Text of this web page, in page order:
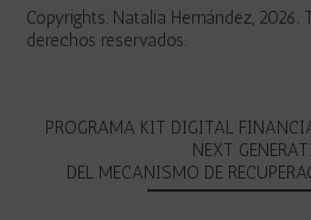
Copyrights. Natalia Hernández, 2026.
derechos reservados.
PROGRAMA KIT DIGITAL
NEXT
DEL MECANISMO DE